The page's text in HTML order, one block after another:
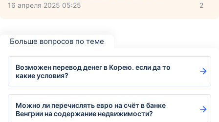
16 апреля 2025 05:25 2
Больше вопросов по теме
Возможен перевод денег в Корею. если да то
какие условия?
Можно ли перечислять евро на счёт в банке
Венгрии на содержание недвижимости?